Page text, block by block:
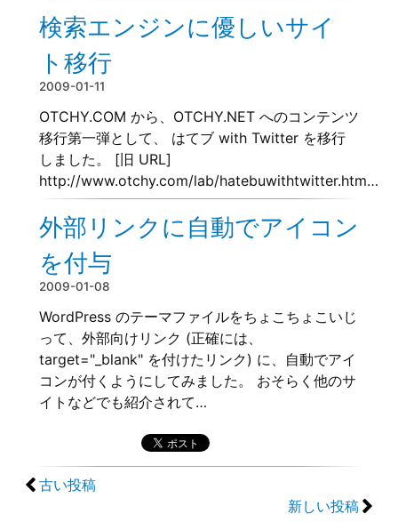
検索エンジンに優しいサイ
ト移行
2009-01-11
OTCHY.COM から、OTCHY.NET へのコンテンツ
移行第一弾として、 はてブ with Twitter を移行
しました。 [旧 URL]
http://www.otchy.com/lab/hatebuwithtwitter.htm…
外部リンクに自動でアイコン
を付与
2009-01-08
WordPress のテーマファイルをちょこちょこいじ
って、外部向けリンク (正確には、
target="_blank" を付けたリンク) に、自動でアイ
コンが付くようにしてみました。 おそらく他のサ
イトなどでも紹介されて…
古い投稿
新しい投稿